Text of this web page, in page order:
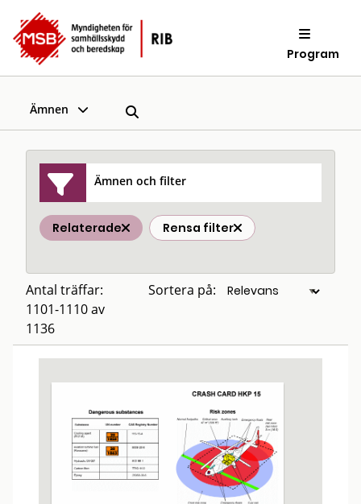
Program
Ämnen
Ämnen och filter
Relaterade Rensa filter
Antal träffar:
1101-1110 av
1136
Sortera på: